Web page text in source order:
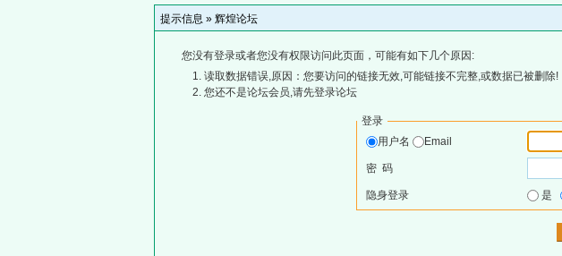
提示信息 » 辉煌论坛
您没有登录或者您没有权限访问此页面，可能有如下几个原因:
读取数据错误,原因：您要访问的链接无效,可能链接不完整,或数据已被删除!
您还不是论坛会员,请先登录论坛
登录
用户名
Email
密 码
隐身登录 是